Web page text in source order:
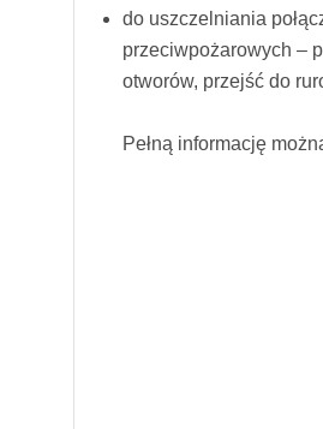
do uszczelniania
przeciwpożarowych –
otworów, przejść do
Pełną informację